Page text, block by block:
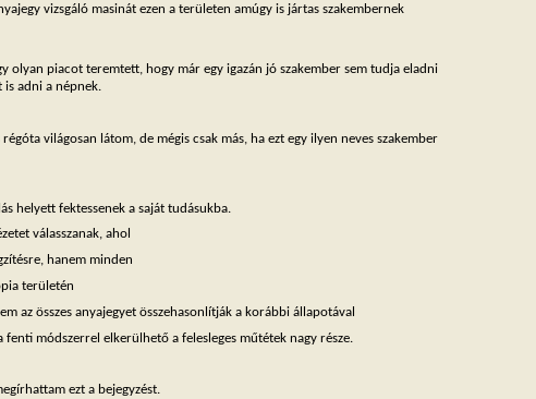
vizsgáló masinát ezen a területen amúgy is jártas szakembernek
olyan piacot teremtett, hogy már egy igazán jó szakember sem tudja eladni
is adni a népnek.
világosan látom, de mégis csak más, ha ezt egy ilyen neves szakember
helyett fektessenek a saját tudásukba.
válasszanak, ahol
hanem minden
területén
az összes anyajegyet összehasonlítják a korábbi állapotával
módszerrel elkerülhető a felesleges műtétek nagy része.
ezt a bejegyzést.